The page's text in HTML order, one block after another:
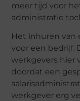
meer tijd voor
administratie
Het inhuren van
voor een bedrijf.
werkgevers hier
doordat een
werkgever erg